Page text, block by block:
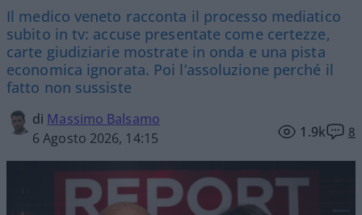
Il medico veneto racconta il processo mediatico
subito in tv: accuse presentate come certezze,
carte giudiziarie mostrate in onda e una pista
economica ignorata. Poi l’assoluzione perché il
fatto non sussiste
di Massimo Balsamo
6 Agosto 2026, 14:15
1.9k 8